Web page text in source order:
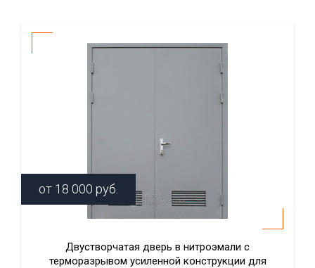
от 18 000 руб.
Двустворчатая дверь в нитроэмали с
терморазрывом усиленной конструкции для